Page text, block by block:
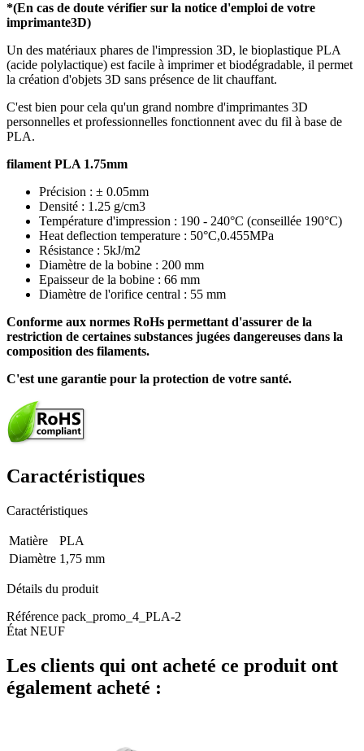
*(En cas de doute vérifier sur la notice d'emploi de votre
imprimante3D)
Un des matériaux phares de l'impression 3D, le bioplastique PLA
(acide polylactique) est facile à imprimer et biodégradable, il permet
la création d'objets 3D sans présence de lit chauffant.
C'est bien pour cela qu'un grand nombre d'imprimantes 3D
personnelles et professionnelles fonctionnent avec du fil à base de
PLA.
filament PLA 1.75mm
Précision : ± 0.05mm
Densité : 1.25 g/cm3
Température d'impression : 190 - 240°C (conseillée 190°C)
Heat deflection temperature : 50°C,0.455MPa
Résistance : 5kJ/m2
Diamètre de la bobine : 200 mm
Epaisseur de la bobine : 66 mm
Diamètre de l'orifice central : 55 mm
Conforme aux normes RoHs permettant d'assurer de la
restriction de certaines substances jugées dangereuses dans la
composition des filaments.
C'est une garantie pour la protection de votre santé.
Caractéristiques
Caractéristiques
Matière
PLA
Diamètre 1,75 mm
Détails du produit
Référence pack_promo_4_PLA-2
État NEUF
Les clients qui ont acheté ce produit ont
également acheté :